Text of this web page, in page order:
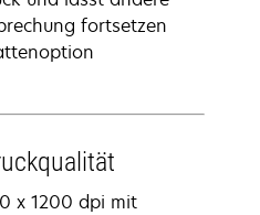
fortsetzen
x 1200 dpi mit